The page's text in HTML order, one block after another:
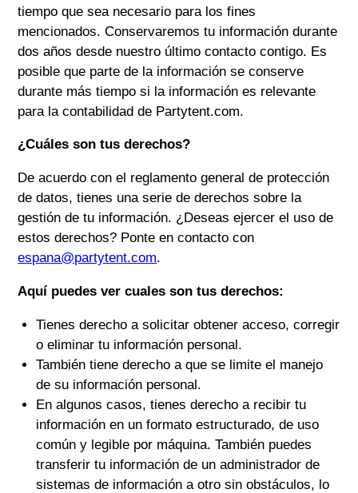
tiempo que sea necesario para los fines
mencionados. Conservaremos tu información durante
dos años desde nuestro último contacto contigo. Es
posible que parte de la información se conserve
durante más tiempo si la información es relevante
para la contabilidad de Partytent.com.
¿Cuáles son tus derechos?
De acuerdo con el reglamento general de protección
de datos, tienes una serie de derechos sobre la
gestión de tu información. ¿Deseas ejercer el uso de
estos derechos? Ponte en contacto con
espana@partytent.com.
Aquí puedes ver cuales son tus derechos:
Tienes derecho a solicitar obtener acceso, corregir
o eliminar tu información personal.
También tiene derecho a que se limite el manejo
de su información personal.
En algunos casos, tienes derecho a recibir tu
información en un formato estructurado, de uso
común y legible por máquina. También puedes
transferir tu información de un administrador de
sistemas de información a otro sin obstáculos, lo